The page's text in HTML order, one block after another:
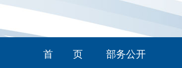
首 页 部务公开